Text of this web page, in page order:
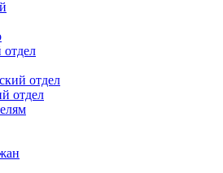
отдел
отдел